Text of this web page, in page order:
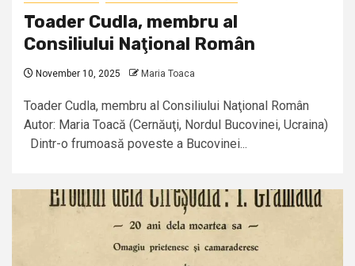
Toader Cudla, membru al
Consiliului Naţional Român
November 10, 2025 Maria Toaca
Toader Cudla, membru al Consiliului Naţional Român
Autor: Maria Toacă (Cernăuţi, Nordul Bucovinei, Ucraina)
Dintr-o frumoasă poveste a Bucovinei...